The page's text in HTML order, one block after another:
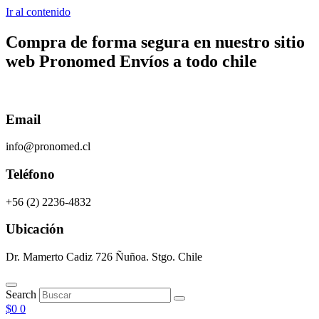
Ir al contenido
Compra de forma segura en nuestro sitio
web Pronomed Envíos a todo chile
Email
info@pronomed.cl
Teléfono
+56 (2) 2236-4832
Ubicación
Dr. Mamerto Cadiz 726 Ñuñoa. Stgo. Chile
Search
$0 0